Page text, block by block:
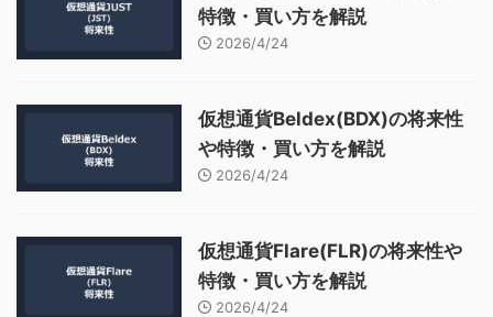
特徴・買い方を解説
2026/4/24
仮想通貨Beldex(BDX)の将来性
や特徴・買い方を解説
2026/4/24
仮想通貨Flare(FLR)の将来性や
特徴・買い方を解説
2026/4/24